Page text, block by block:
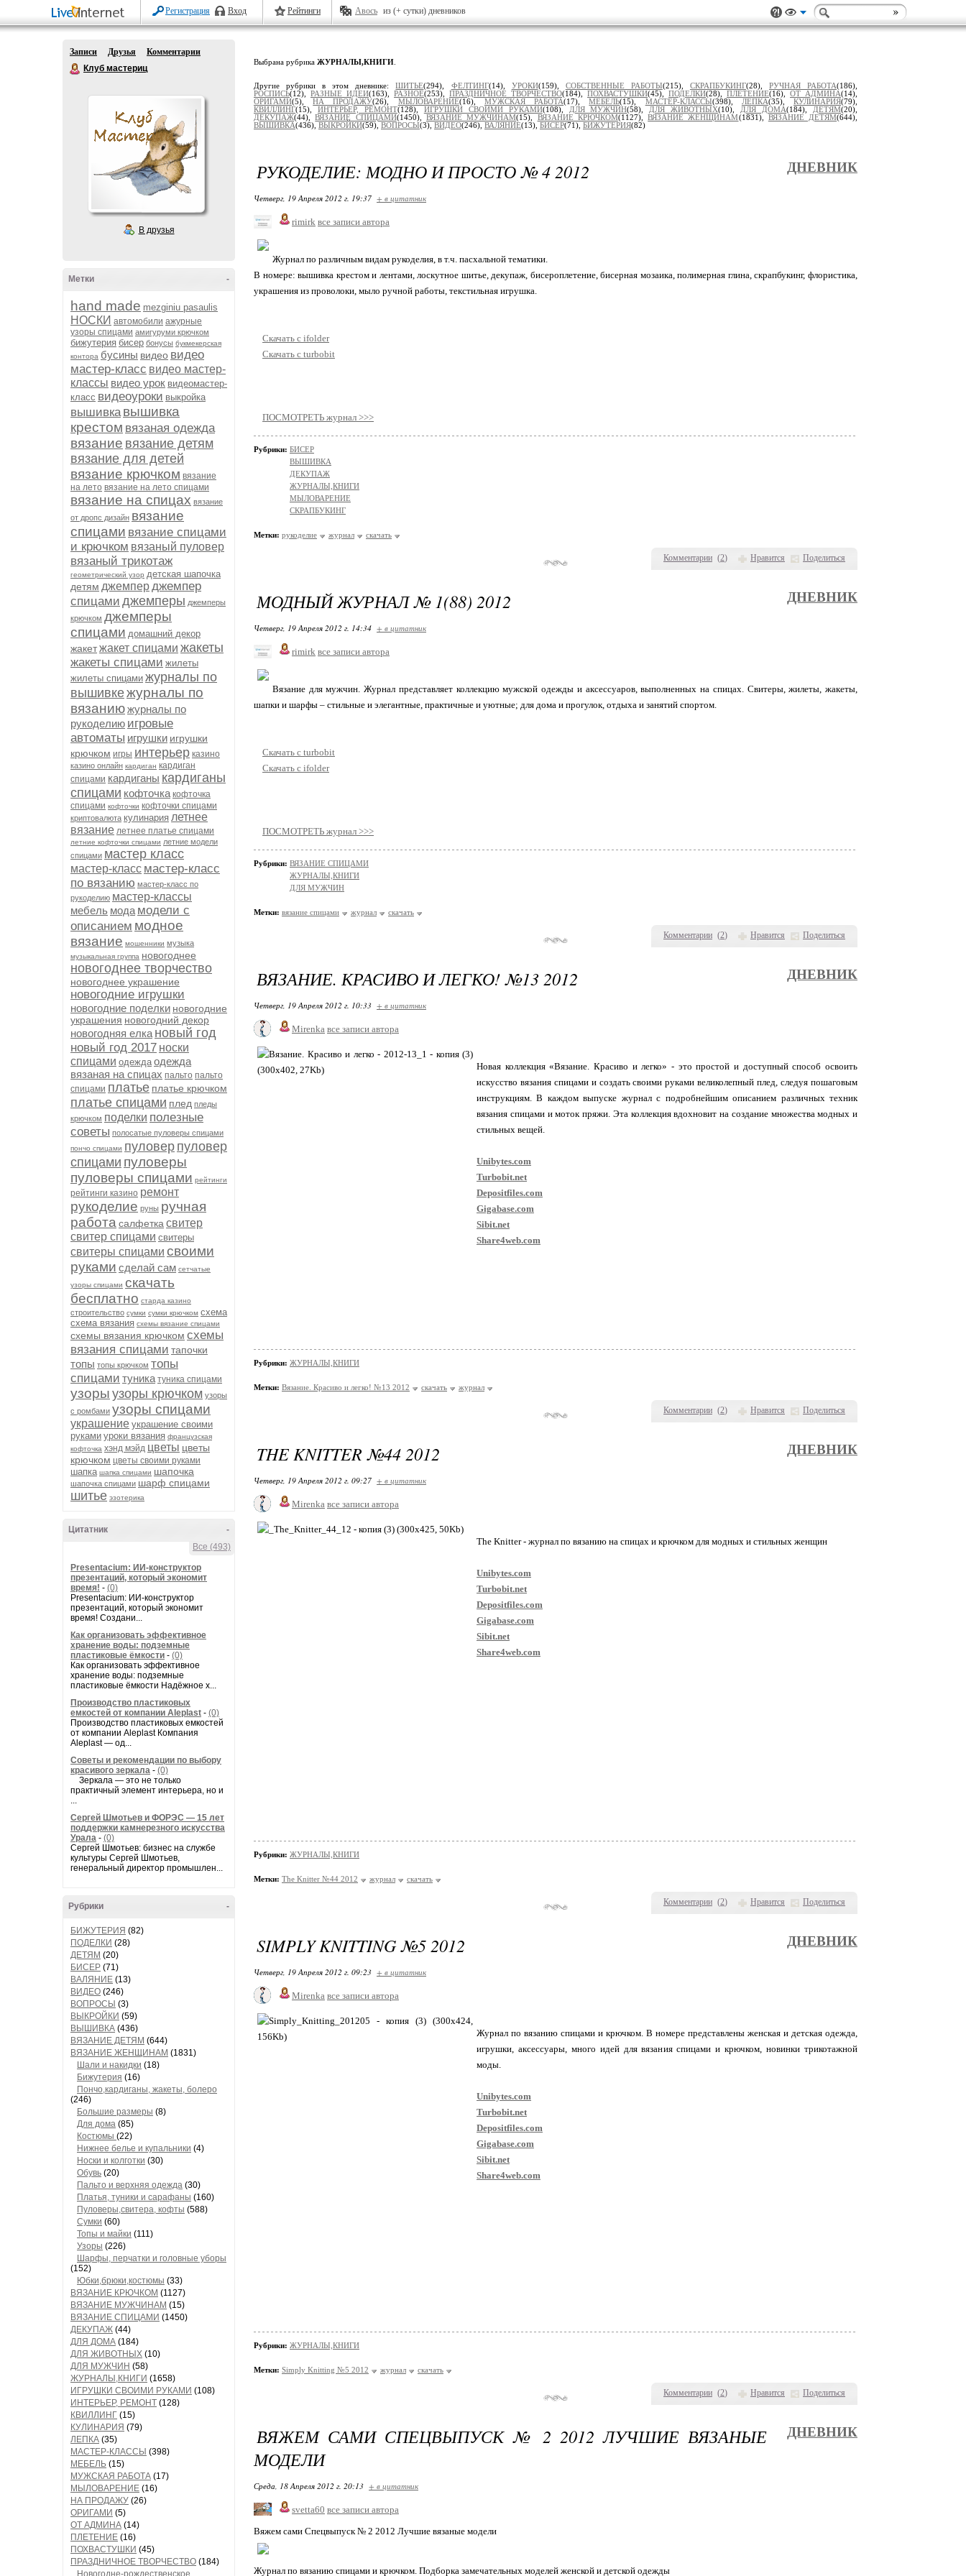
Регистрация Вход Рейтинги Авось из (+ сутки) дневников
Записи Друзья
Комментарии
Клуб мастериц
В друзья
-
Метки
hand made mezginiu pasaulis
НОСКИ автомобили ажурные
узоры спицами амигуруми крючком
бижутерия бисер бонусы букмекерская
контора бусины видео видео
мастер-класс видео мастер-
классы видео урок видеомастер-
класс видеоуроки выкройка
вышивка вышивка
крестом вязаная одежда
вязание вязание детям
вязание для детей
вязание крючком вязание
на лето вязание на лето спицами
вязание на спицах вязание
от дропс дизайн вязание
спицами вязание спицами
и крючком вязаный пуловер
вязаный трикотаж
геометрический узор детская шапочка
детям джемперджемпер
спицами джемперы джемперы
крючком джемперы
спицами домашний декор
жакетжакет спицами жакеты
жакеты спицами жилеты
жилеты спицами журналы по
вышивкежурналы по
вязаниюжурналы по
рукоделию игровые
автоматы игрушки игрушки
крючком игры интерьер казино
казино онлайн кардиган кардиган
спицами кардиганы кардиганы
спицами кофточка кофточка
спицами кофточки кофточки спицами
криптовалюта кулинария летнее
вязание летнее платье спицами
летние кофточки спицами летние модели
спицами мастер класс
мастер-класс мастер-класс
по вязанию мастер-класс по
рукоделию мастер-классы
мебель мода модели с
описанием модное
вязание мошенники музыка
музыкальная группа новогоднее
новогоднее творчество
новогоднее украшение
новогодние игрушки
новогодние поделки новогодние
украшения новогодний декор
новогодняя елка новый год
новый год 2017 носки
спицами одежда одежда
вязаная на спицах пальто пальто
спицами платье платье крючком
платье спицами плед пледы
крючком поделки полезные
советы полосатые пуловеры спицами
пончо спицами пуловер пуловер
спицами пуловеры
пуловеры спицами рейтинги
рейтинги казино ремонт
рукоделие руны ручная
работа салфетка свитер
свитер спицами свитеры
свитеры спицами своими
руками сделай сам сетчатые
узоры спицами скачать
бесплатно старда казино
строительство сумки сумки крючком схема
схема вязания схемы вязание спицами
схемы вязания крючком схемы
вязания спицами тапочки
топы топы крючком топы
спицами туника туника спицами
узоры узоры крючком узоры
с ромбами узоры спицами
украшение украшение своими
руками уроки вязания французская
кофточка хэнд мэйд цветы цветы
крючком цветы своими руками
шапка шапка спицами шапочка
шапочка спицами шарф спицами
шитье эзотерика
-
Цитатник
Все (493)
Presentacium: ИИ‑конструктор
презентаций, который экономит
время! - (0)
Presentacium: ИИ‑конструктор
презентаций, который экономит
время! Создани...
Как организовать эффективное
хранение воды: подземные
пластиковые ёмкости - (0)
Как организовать эффективное
хранение воды: подземные
пластиковые ёмкости Надёжное х...
Производство пластиковых
емкостей от компании Aleplast - (0)
Производство пластиковых емкостей
от компании Aleplast Компания
Aleplast — од...
Советы и рекомендации по выбору
красивого зеркала - (0)
Зеркала — это не только
практичный элемент интерьера, но и
...
Сергей Шмотьев и ФОРЭС — 15 лет
поддержки камнерезного искусства
Урала - (0)
Сергей Шмотьев: бизнес на службе
культуры Сергей Шмотьев,
генеральный директор промышлен...
-
Рубрики
БИЖУТЕРИЯ (82)
ПОДЕЛКИ (28)
ДЕТЯМ (20)
БИСЕР (71)
ВАЛЯНИЕ (13)
ВИДЕО (246)
ВОПРОСЫ (3)
ВЫКРОЙКИ (59)
ВЫШИВКА (436)
ВЯЗАНИЕ ДЕТЯМ (644)
ВЯЗАНИЕ ЖЕНЩИНАМ (1831)
Шали и накидки (18)
Бижутерия (16)
Пончо,кардиганы, жакеты, болеро
(246)
Большие размеры (8)
Для дома (85)
Костюмы (22)
Нижнее белье и купальники (4)
Носки и колготки (30)
Обувь (20)
Пальто и верхняя одежда (30)
Платья, туники и сарафаны (160)
Пуловеры,свитера, кофты (588)
Сумки (60)
Топы и майки (111)
Узоры (226)
Шарфы, перчатки и головные уборы
(152)
Юбки,брюки,костюмы (33)
ВЯЗАНИЕ КРЮЧКОМ (1127)
ВЯЗАНИЕ МУЖЧИНАМ (15)
ВЯЗАНИЕ СПИЦАМИ (1450)
ДЕКУПАЖ (44)
ДЛЯ ДОМА (184)
ДЛЯ ЖИВОТНЫХ (10)
ДЛЯ МУЖЧИН (58)
ЖУРНАЛЫ,КНИГИ (1658)
ИГРУШКИ СВОИМИ РУКАМИ (108)
ИНТЕРЬЕР, РЕМОНТ (128)
КВИЛЛИНГ (15)
КУЛИНАРИЯ (79)
ЛЕПКА (35)
МАСТЕР-КЛАССЫ (398)
МЕБЕЛЬ (15)
МУЖСКАЯ РАБОТА (17)
МЫЛОВАРЕНИЕ (16)
НА ПРОДАЖУ (26)
ОРИГАМИ (5)
ОТ АДМИНА (14)
ПЛЕТЕНИЕ (16)
ПОХВАСТУШКИ (45)
ПРАЗДНИЧНОЕ ТВОРЧЕСТВО (184)
Новогодне-рождественское
Выбрана рубрика ЖУРНАЛЫ,КНИГИ
Другие рубрики в этом дневнике:ШИТЬЕ(294), ФЕЛТИНГ(14), УРОКИ(159), СОБСТВЕННЫЕ РАБОТЫ(215), СКРАПБУКИНГ(28), РУЧНАЯ РАБОТА(186),
РОСПИСЬ(12), РАЗНЫЕ ИДЕИ(163), РАЗНОЕ(253), ПРАЗДНИЧНОЕ ТВОРЧЕСТВО(184), ПОХВАСТУШКИ(45), ПОДЕЛКИ(28), ПЛЕТЕНИЕ(16), ОТ АДМИНА(14),
ОРИГАМИ(5),НА ПРОДАЖУ(26), МЫЛОВАРЕНИЕ(16), МУЖСКАЯ РАБОТА(17),МЕБЕЛЬ(15), МАСТЕР-КЛАССЫ(398), ЛЕПКА(35),КУЛИНАРИЯ(79),
КВИЛЛИНГ(15), ИНТЕРЬЕР, РЕМОНТ(128), ИГРУШКИ СВОИМИ РУКАМИ(108), ДЛЯ МУЖЧИН(58), ДЛЯ ЖИВОТНЫХ(10), ДЛЯ ДОМА(184), ДЕТЯМ(20),
ДЕКУПАЖ(44),ВЯЗАНИЕ СПИЦАМИ(1450), ВЯЗАНИЕ МУЖЧИНАМ(15), ВЯЗАНИЕ КРЮЧКОМ(1127),ВЯЗАНИЕ ЖЕНЩИНАМ(1831), ВЯЗАНИЕ ДЕТЯМ(644),
ВЫШИВКА(436), ВЫКРОЙКИ(59), ВОПРОСЫ(3), ВИДЕО(246), ВАЛЯНИЕ(13), БИСЕР(71), БИЖУТЕРИЯ(82)
Комментарии (2) Нравится Поделиться
РУКОДЕЛИЕ: МОДНО И ПРОСТО № 4 2012 ДНЕВНИК
Четверг, 19 Апреля 2012 г. 19:37 + в цитатник
rimirk все записи автора
Журнал по различным видам рукоделия, в т.ч. пасхальной тематики.
В номере: вышивка крестом и лентами, лоскутное шитье, декупаж, бисероплетение, бисерная мозаика, полимерная глина, скрапбукинг, флористика,
украшения из проволоки, мыло ручной работы, текстильная игрушка.
Скачать с ifolder
Скачать с turbobit
ПОСМОТРЕТЬ журнал >>>
Рубрики: БИСЕР
ВЫШИВКА
ДЕКУПАЖ
ЖУРНАЛЫ,КНИГИ
МЫЛОВАРЕНИЕ
СКРАПБУКИНГ
Метки: рукоделие журнал скачать
Комментарии (2) Нравится Поделиться
МОДНЫЙ ЖУРНАЛ № 1(88) 2012 ДНЕВНИК
Четверг, 19 Апреля 2012 г. 14:34 + в цитатник
rimirk все записи автора
Вязание для мужчин. Журнал представляет коллекцию мужской одежды и аксессуаров, выполненных на спицах. Свитеры, жилеты, жакеты,
шапки и шарфы – стильные и элегантные, практичные и уютные; для дома и прогулок, отдыха и занятий спортом.
Скачать с turbobit
Скачать с ifolder
ПОСМОТРЕТЬ журнал >>>
Рубрики: ВЯЗАНИЕ СПИЦАМИ
ЖУРНАЛЫ,КНИГИ
ДЛЯ МУЖЧИН
Метки: вязание спицами журнал скачать
Комментарии (2) Нравится Поделиться
ВЯЗАНИЕ. КРАСИВО И ЛЕГКО! №13 2012 ДНЕВНИК
Четверг, 19 Апреля 2012 г. 10:33 + в цитатник
Mirenka все записи автора
Новая коллекция «Вязание. Красиво и легко» - это простой и доступный способ освоить
искусство вязания спицами и создать своими руками великолепный плед, следуя пошаговым
инструкциям. В каждом выпуске журнал с подробнейшим описанием различных техник
вязания спицами и моток пряжи. Эта коллекция вдохновит на создание множества модных и
стильных вещей.
Unibytes.com
Turbobit.net
Depositfiles.com
Gigabase.com
Sibit.net
Share4web.com
Рубрики: ЖУРНАЛЫ,КНИГИ
Метки: Вязание. Красиво и легко! №13 2012 скачать журнал
Комментарии (2) Нравится Поделиться
THE KNITTER №44 2012 ДНЕВНИК
Четверг, 19 Апреля 2012 г. 09:27 + в цитатник
Mirenka все записи автора
The Knitter - журнал по вязанию на спицах и крючком для модных и стильных женщин
Unibytes.com
Turbobit.net
Depositfiles.com
Gigabase.com
Sibit.net
Share4web.com
Рубрики: ЖУРНАЛЫ,КНИГИ
Метки: The Knitter №44 2012 журнал скачать
Комментарии (2) Нравится Поделиться
SIMPLY KNITTING №5 2012 ДНЕВНИК
Четверг, 19 Апреля 2012 г. 09:23 + в цитатник
Mirenka все записи автора
Журнал по вязанию спицами и крючком. В номере представлены женская и детская одежда,
игрушки, аксессуары, много идей для вязания спицами и крючком, новинки трикотажной
моды.
Unibytes.com
Turbobit.net
Depositfiles.com
Gigabase.com
Sibit.net
Share4web.com
Рубрики: ЖУРНАЛЫ,КНИГИ
Метки: Simply Knitting №5 2012 журнал скачать
ВЯЖЕМ САМИ СПЕЦВЫПУСК № 2 2012 ЛУЧШИЕ ВЯЗАНЫЕ
МОДЕЛИ
ДНЕВНИК
Среда, 18 Апреля 2012 г. 20:13 + в цитатник
svetta60 все записи автора
Вяжем сами Спецвыпуск № 2 2012 Лучшие вязаные модели
Журнал по вязанию спицами и крючком. Подборка замечательных моделей женской и детской одежды